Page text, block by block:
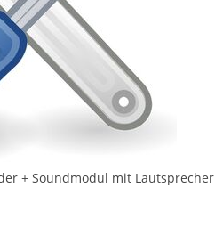
+ Soundmodul mit Lautsprecher